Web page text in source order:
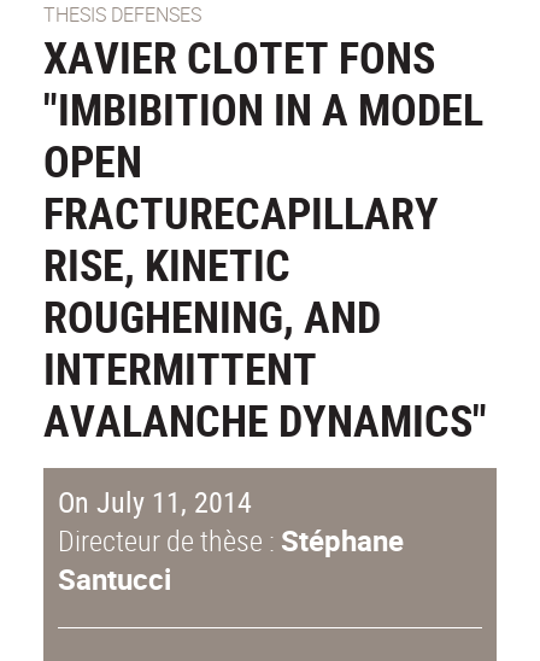
THESIS DEFENSES
XAVIER CLOTET FONS
"IMBIBITION IN A MODEL
OPEN
FRACTURECAPILLARY
RISE, KINETIC
ROUGHENING, AND
INTERMITTENT
AVALANCHE DYNAMICS"
On July 11, 2014
Directeur de thèse : Stéphane
Santucci